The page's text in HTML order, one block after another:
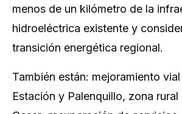
menos de un kilómetro de la
hidroeléctrica existente y
transición energética regional.​
También están: mejoramiento
Estación y Palenquillo, zona rural